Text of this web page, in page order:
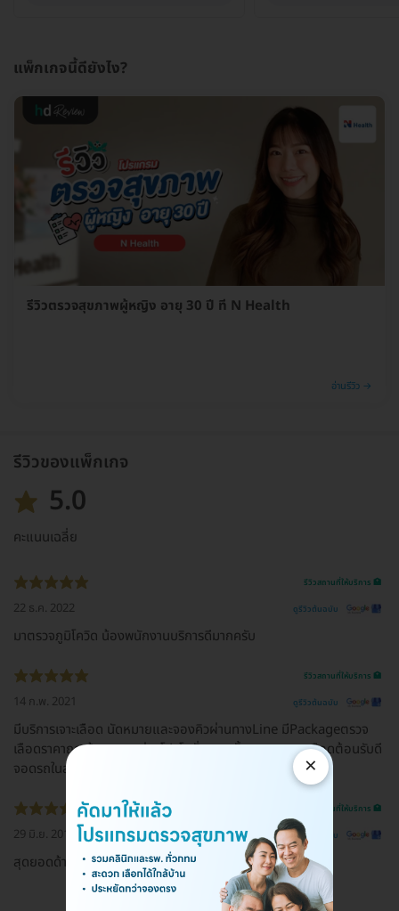
แพ็กเกจนี้ดียังไง?
รีวิวตรวจสุขภาพผู้หญิง อายุ 30 ปี ที่ N Health
อ่านรีวิว →
รีวิวของแพ็กเกจ
5.0
คะแนนเฉลี่ย
รีวิวสถานที่ให้บริการ 🏥
22 ธ.ค. 2022 ดูรีวิวต้นฉบับ
มาตรวจภูมิโควิด น้องพนักงานบริการดีมากครับ
รีวิวสถานที่ให้บริการ 🏥
14 ก.พ. 2021 ดูรีวิวต้นฉบับ
มีบริการเจาะเลือด นัดหมายและจองคิวผ่านทางLine มีPackageตรวจ
เลือดราคาถูก ต้องดูตามช่วงโปรโมชั่นตอนนั้นๆ พนง.เจาะเลือดต้อนรับดี
จอดรถในลานทันตกรรมได้
รีวิวสถานที่ให้บริการ 🏥
29 มิ.ย. 2018 ดูรีวิวต้นฉบับ
สุดยอดด้านบริการทางสุขภาพ บริการดีเยี่ยมจริงๆ
×